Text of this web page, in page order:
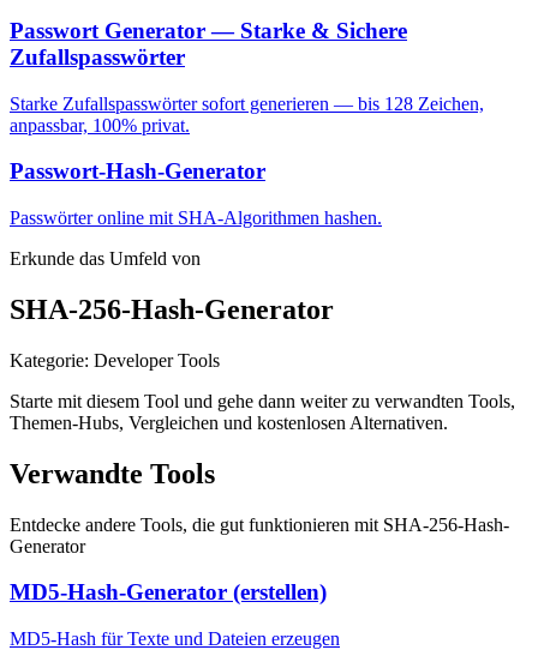
Passwort Generator — Starke & Sichere
Zufallspasswörter
Starke Zufallspasswörter sofort generieren — bis 128 Zeichen,
anpassbar, 100% privat.
Passwort-Hash-Generator
Passwörter online mit SHA-Algorithmen hashen.
Erkunde das Umfeld von
SHA-256-Hash-Generator
Kategorie: Developer Tools
Starte mit diesem Tool und gehe dann weiter zu verwandten Tools,
Themen-Hubs, Vergleichen und kostenlosen Alternativen.
Verwandte Tools
Entdecke andere Tools, die gut funktionieren mit SHA-256-Hash-
Generator
MD5-Hash-Generator (erstellen)
MD5-Hash für Texte und Dateien erzeugen